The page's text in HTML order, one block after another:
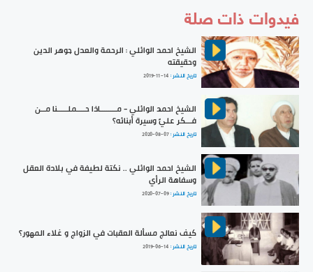
فيدوات ذات صلة
الشيخ احمد الوائلي : الرحمة والعدل جوهر الدين
وحقيقته
تاريخ النشر : 2019-11-14
الشيخ احمد الوائلي - مــــــــاذا حــــملـــــنا مــن
فـــكر عليٍّ وسيرة أبنائه؟
تاريخ النشر :2020-08-07
الشيخ احمد الوائلي .. نكتة لطيفة في بلادة العقل
وسفاهة الرأي
تاريخ النشر :2020-07-09
كيف نعالج مسألة العقبات في الزواج و غلاء المهور؟
تاريخ النشر : 2019-06-14